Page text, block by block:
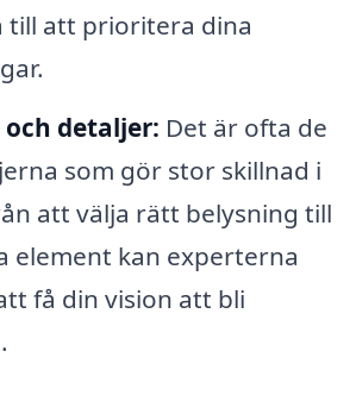
till att prioritera dina
detaljer: Det är ofta de
som gör stor skillnad i
att välja rätt belysning till
element kan experterna
få din vision att bli